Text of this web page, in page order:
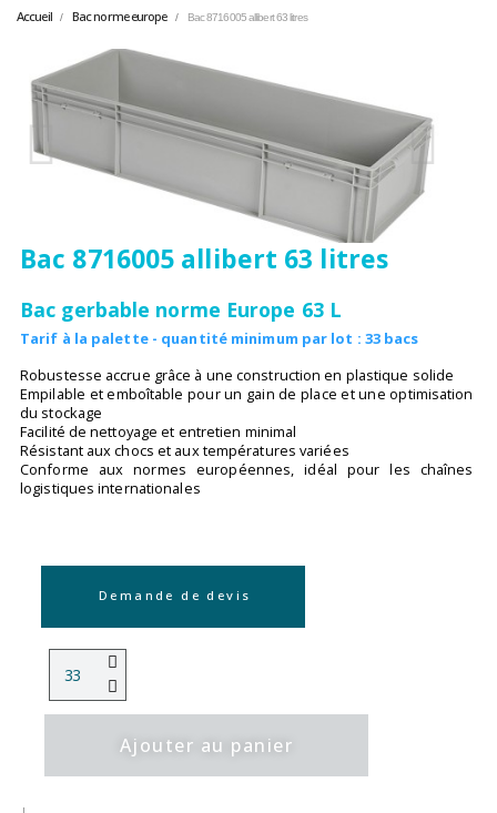
Accueil Bac norme europe Bac 8716005 allibert 63 litres
Bac 8716005 allibert 63 litres
Bac gerbable norme Europe 63 L
Tarif à la palette - quantité minimum par lot : 33 bacs
Robustesse accrue grâce à une construction en plastique solide
Empilable et emboîtable pour un gain de place et une optimisation
du stockage
Facilité de nettoyage et entretien minimal
Résistant aux chocs et aux températures variées
Conforme aux normes européennes, idéal pour les chaînes
logistiques internationales
Demande de devis
Ajouter au panier